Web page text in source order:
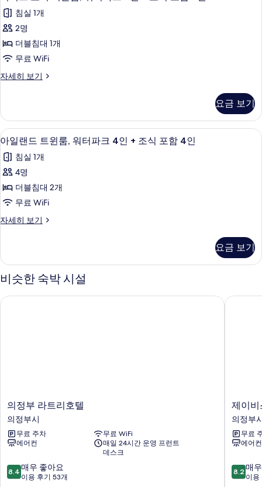
모
두
보
기
히
보
기
인
+
조
식
포
인
사
진
모
두
보
기
터
파
크
인
+
식
인
자
세
히
보
기
럭
스
코
너
블
워
터
파
크
2
인
+
조
함
2
사
침실 1개
2명
더블침대 1개
무료 WiFi
자세히 보기
디
너
더
블
룸,
워
터
크
2
+
함
2
자
요금 보기
아
일
랜
드
트
룸,
터
파
크
4
인
사
진
모
두
아일랜드 트윈룸, 워터파크 4인 + 조
4
아일랜드 트윈룸, 워터파크 4인 + 조식 포함 4인
침실 1개
4명
더블침대 2개
무료 WiFi
자세히 보기
아
트
윈
룸,
터
요금 보기
비슷한 숙박 시설
의
정
부
라
트
호
텔
의정부 라트리호텔
의정부시
무료 주차
무료 WiFi
에어컨
매일 24시간 운영 프런트
데스크
10
점
8.4 매우 좋아요
이용 후기 53개
의정부 라트리호텔
제
이
비
스
호
의
정
제이비
의정부
무료
에어컨
10
점
8.2 매
이용
제이비